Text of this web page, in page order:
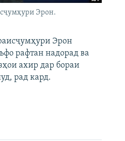
Эрон.
Эрон
рафтан надорад ва
ахир дар бораи
рад кард.